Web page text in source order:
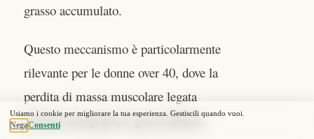
grasso accumulato.
Questo meccanismo è particolarmente
rilevante per le donne over 40, dove la
perdita di massa muscolare legata
all’età (sarcopenia) è già accelerata